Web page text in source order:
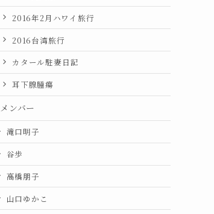
2016年2月ハワイ旅行
2016台湾旅行
カタール駐妻日記
耳下腺腫瘍
メンバー
滝口明子
谷歩
高橋朋子
山口ゆかこ